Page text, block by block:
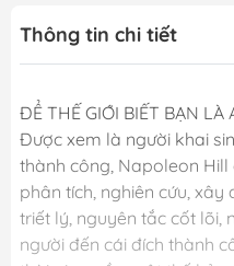
Thông tin chi tiết
ĐỂ THẾ GIỚI BIẾT BẠN LÀ
Được xem là người khai
thành công, Napoleon
phân tích, nghiên cứu,
triết lý, nguyên tắc cốt lõi,
người đến cái đích thành